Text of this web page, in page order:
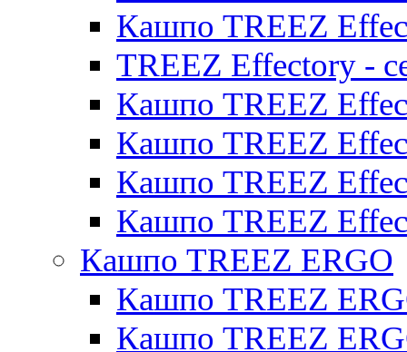
Кашпо TREEZ
TREEZ Effectory -
Кашпо TREEZ
Кашпо TREEZ
Кашпо TREEZ
Кашпо TREEZ
Кашпо TREEZ ERGO
Кашпо TREEZ
Кашпо TREEZ